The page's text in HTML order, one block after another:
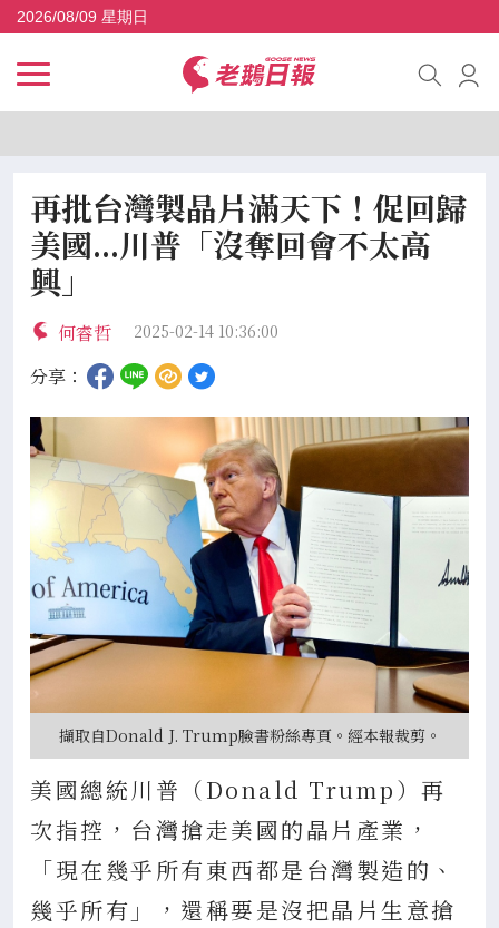
2026/08/09 星期日
再批台灣製晶片滿天下！促回歸
美國...川普「沒奪回會不太高
興」
何睿哲 2025-02-14 10:36:00
分享：
擷取自Donald J. Trump臉書粉絲專頁。經本報裁剪。
美國總統川普（Donald Trump）再
次指控，台灣搶走美國的晶片產業，
「現在幾乎所有東西都是台灣製造的、
幾乎所有」，還稱要是沒把晶片生意搶